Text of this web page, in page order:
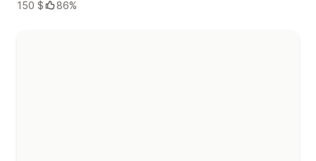
150 $
86%